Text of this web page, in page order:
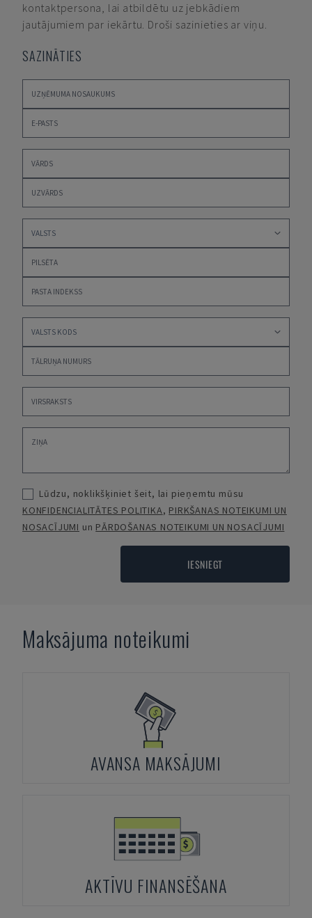
kontaktpersona, lai atbildētu uz jebkādiem
jautājumiem par iekārtu. Droši sazinieties ar viņu.
SAZINĀTIES
Lūdzu, noklikšķiniet šeit, lai pieņemtu mūsu
KONFIDENCIALITĀTES POLITIKA, PIRKŠANAS NOTEIKUMI UN
NOSACĪJUMI un PĀRDOŠANAS NOTEIKUMI UN NOSACĪJUMI
IESNIEGT
Maksājuma noteikumi
AVANSA MAKSĀJUMI
AKTĪVU FINANSĒŠANA